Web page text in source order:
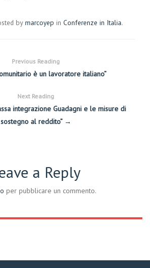
by marcoyep in Conferenze in Italia.
Previous Reading
è un lavoratore italiano”
Next Reading
integrazione Guadagni e le misure di
sostegno al reddito” →
a Reply
per pubblicare un commento.